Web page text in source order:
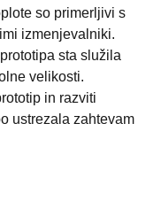
so primerljivi s
izmenjevalniki.
sta služila
velikosti.
in razviti
ustrezala zahtevam